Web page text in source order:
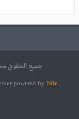
جميع الحقوق
powered by Nile